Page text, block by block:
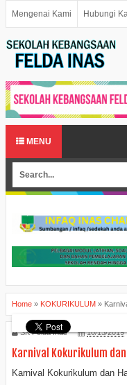
Mengenai Kami Hubungi
MENU
Home » KOKURIKULUM »
SK Felda Inas 10/13/2019
Karnival Kokurikulum
Karnival Kokurikulum dan